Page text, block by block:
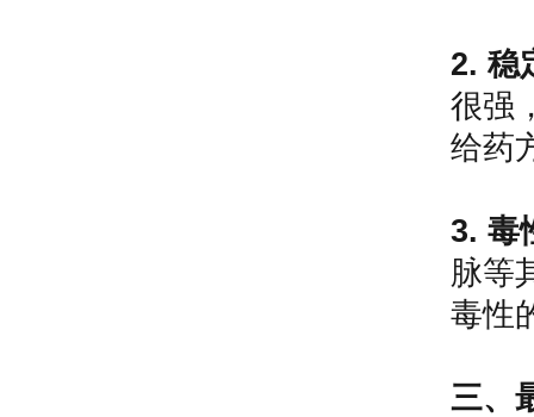
2. 稳
很强
给药
3. 毒
脉等
毒性
三、